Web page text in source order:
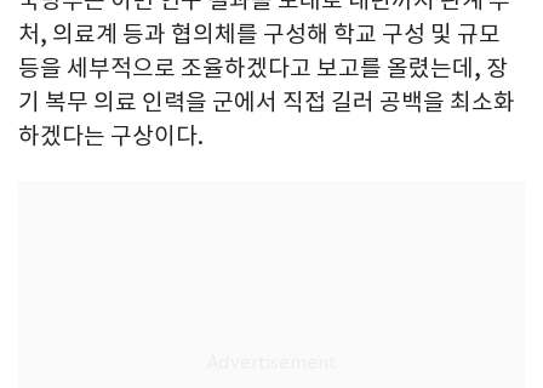
처, 의료계 등과 협의체를 구성해 학교 구성 및 규모
등을 세부적으로 조율하겠다고 보고를 올렸는데, 장
기 복무 의료 인력을 군에서 직접 길러 공백을 최소화
하겠다는 구상이다.